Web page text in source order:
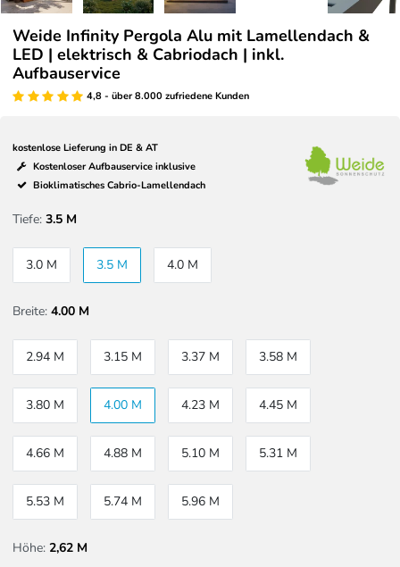
Weide Infinity Pergola Alu mit Lamellendach &
LED | elektrisch & Cabriodach | inkl.
Aufbauservice
4,8 - über 8.000 zufriedene Kunden
kostenlose Lieferung in DE & AT
Kostenloser Aufbauservice inklusive
Bioklimatisches Cabrio-Lamellendach
Tiefe: 3.5 M
3.0 M 3.5 M 4.0 M
Breite: 4.00 M
2.94 M 3.15 M 3.37 M 3.58 M
3.80 M 4.00 M 4.23 M 4.45 M
4.66 M 4.88 M 5.10 M 5.31 M
5.53 M 5.74 M 5.96 M
Höhe: 2,62 M